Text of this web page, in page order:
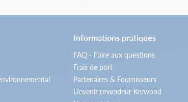
Informations pratiques
FAQ - Foire aux questions
Frais de port
Partenaires & Fournisseurs
Devenir revendeur Kerwood